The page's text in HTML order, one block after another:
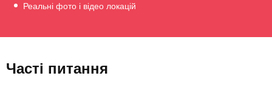
Реальні фото і відео локацій
Часті питання